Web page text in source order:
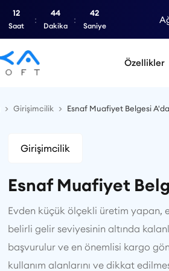
12
Saat
44
Dakika
41
Saniye
Özellikler
Girişimcilik Esnaf Muafiyet Belgesi
Girişimcilik
Esnaf Muafiyet
Evden küçük ölçekli üretim yapan,
belirli gelir seviyesinin altında
başvurulur ve en önemlisi kargo
kullanım alanlarını ve dikkat